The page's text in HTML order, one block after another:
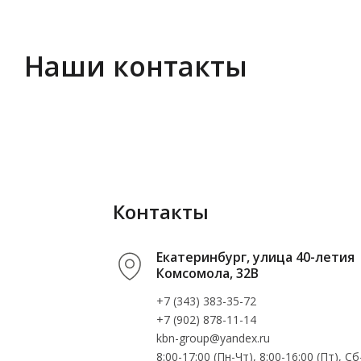
Наши контакты
Контакты
Екатеринбург, улица 40-летия
Комсомола, 32В
+7 (343) 383-35-72
+7 (902) 878-11-14
kbn-group@yandex.ru
8:00-17:00 (Пн-Чт), 8:00-16:00 (Пт),